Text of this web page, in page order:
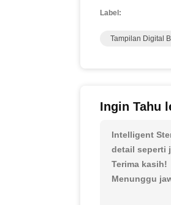
Label:
Tampilan Digital
Ingin Tahu
Intelligent
detail seperti
Terima kasih!
Menunggu